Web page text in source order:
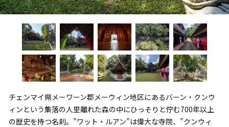
チェンマイ県メーワーン郡メーウィン地区にあるバーン・クンウ
ィンという集落の人里離れた森の中にひっそりと佇む700年以上
の歴史を持つ名刹。”ワット・ルアン”は偉大な寺院、”クンウィ